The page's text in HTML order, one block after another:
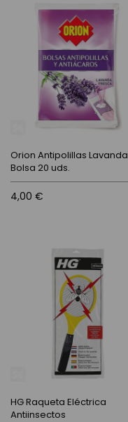
Orion Antipolillas Lavanda
Bolsa 20 uds.
4,00 €
HG Raqueta Eléctrica
Antiinsectos